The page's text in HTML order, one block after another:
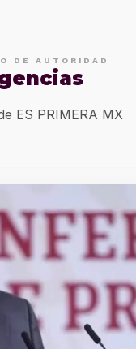
DE AUTORIDAD
ES PRIMERA MX